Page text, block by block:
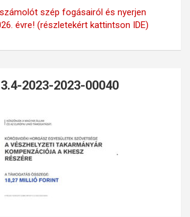
szép fogásairól és nyerjen
évre! (részletekért kattintson IDE)
2023-2023-00040